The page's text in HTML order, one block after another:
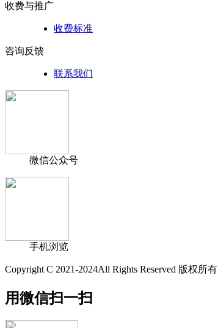
收费与推广
收费标准
咨询反馈
联系我们
微信公众号
手机浏览
Copyright C 2021-2024All Rights Reserved 版权所有
用微信扫一扫